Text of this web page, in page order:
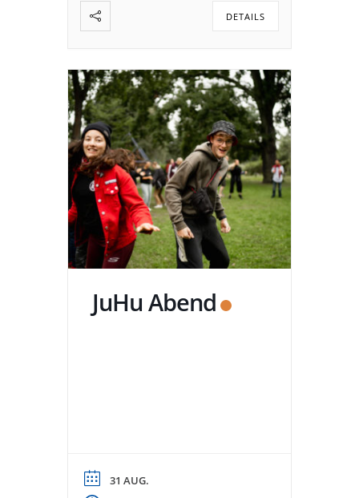
machen 14.09.26 Deko-
Windspiel 28.09.26 Mosaik
DETAILS
JuHu Abend
31 AUG.